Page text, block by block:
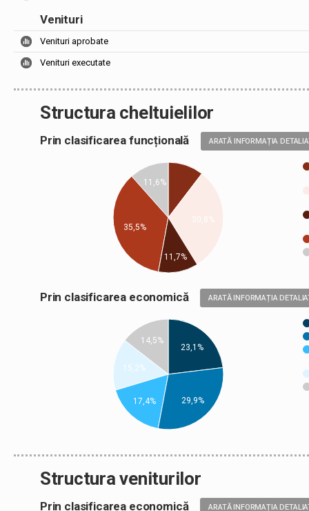
Venituri
Venituri aprobate
Venituri executate
Structura cheltuielilor
Prin clasificarea funcțională ARATĂ INFORMAȚIA
11,6%
35,5%
11,7%
Prin clasificarea economică ARATĂ INFORMAȚIA
23,1%
14,5%
15,2%
17,4% 29,9%
Structura veniturilor
Prin clasificarea economică ARATĂ INFORMAȚIA